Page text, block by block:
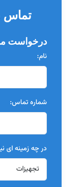
تماس
درخواست
نام:
شماره تماس:
در چه زمینه ای